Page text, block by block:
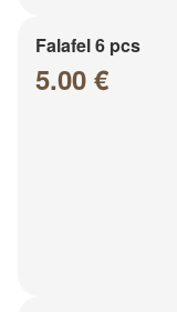
Falafel 6 pcs
5.00 €